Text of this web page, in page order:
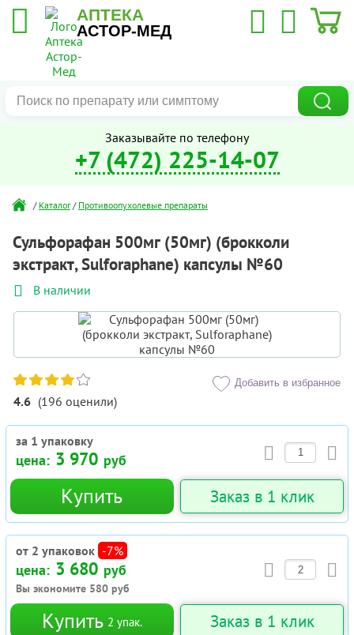
АПТЕКА
АСТОР-МЕД
Заказывайте по телефону
+7 (472) 225-14-07
/ Каталог / Противоопухолевые препараты
Сульфорафан 500мг (50мг) (брокколи
экстракт, Sulforaphane) капсулы №60
В наличии
4.6 (196 оценили)
Добавить в избранное
за 1 упаковку
цена: 3 970 руб
Купить Заказ в 1 клик
от 2 упаковок -7%
цена: 3 680 руб
Вы экономите 580 руб
Купить 2 упак. Заказ в 1 клик